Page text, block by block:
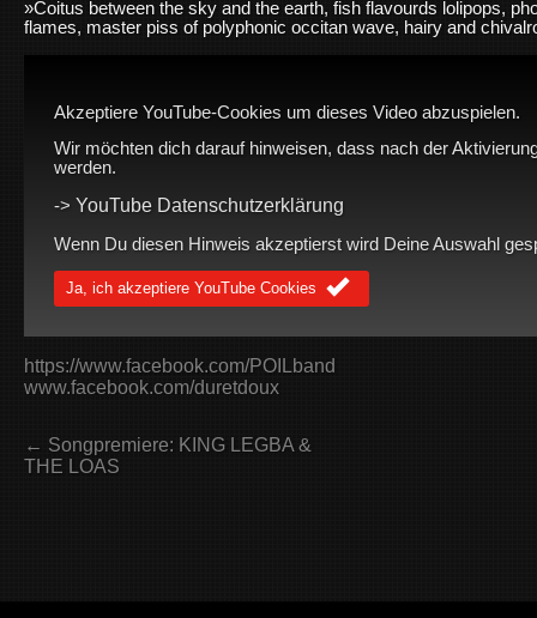
»Coitus between the sky and the earth, fish flavourds lolipops,
flames, master piss of polyphonic occitan wave, hairy and
Akzeptiere YouTube-Cookies um dieses Video abzuspielen.
Wir möchten dich darauf hinweisen, dass nach der
werden.
-> YouTube Datenschutzerklärung
Wenn Du diesen Hinweis akzeptierst wird Deine Auswahl
Ja, ich akzeptiere YouTube Cookies
https://www.facebook.com/POILband
www.facebook.com/duretdoux
← Songpremiere: KING LEGBA &
THE LOAS